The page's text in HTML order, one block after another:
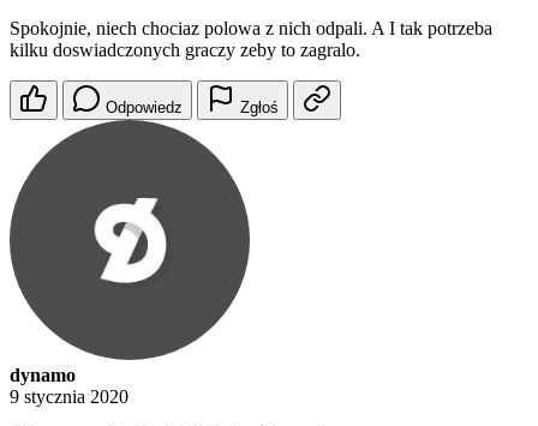
Spokojnie, niech chociaz polowa z nich odpali. A I tak potrzeba
kilku doswiadczonych graczy zeby to zagralo.
Odpowiedz Zgłoś
dynamo
9 stycznia 2020